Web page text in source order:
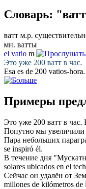
Словарь:
ватт м.р.
мн. ватты
el vatio m
Это уже 200 ватт в час.
Esa es de 200 vatios-hora.
Примеры
Это уже 200 ватт в час.
Попутно мы увеличили
Пара небольших
se inspiró él.
В течение дня
solares ubicados en el
Сейчас он удалён от
millones de kilómetros de